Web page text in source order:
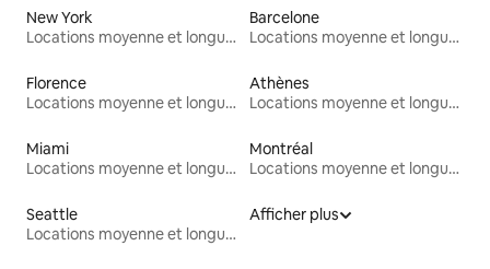
New York
Locations moyenne et longue durée
Barcelone
Locations moyenne et longue durée
Florence
Locations moyenne et longue durée
Athènes
Locations moyenne et longue durée
Miami
Locations moyenne et longue durée
Montréal
Locations moyenne et longue durée
Seattle
Locations moyenne et longue durée
Afficher plus